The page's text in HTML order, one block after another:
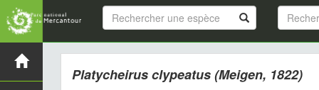
Platycheirus clypeatus(Meigen, 1822)